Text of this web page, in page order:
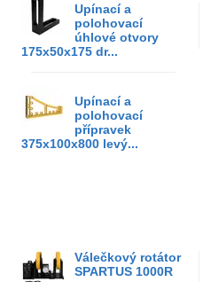
Upínací a
polohovací
úhlové otvory
175x50x175 dr...
Upínací a
polohovací
přípravek
375x100x800 levý...
Válečkový rotátor
SPARTUS 1000R